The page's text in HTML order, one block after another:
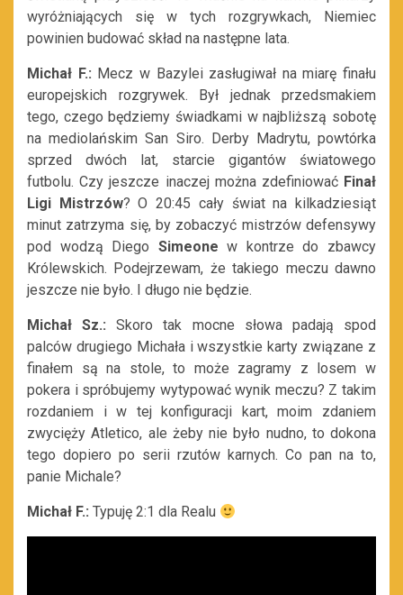
wyróżniających się w tych rozgrywkach, Niemiec
powinien budować skład na następne lata.
Michał F.: Mecz w Bazylei zasługiwał na miarę finału
europejskich rozgrywek. Był jednak przedsmakiem
tego, czego będziemy świadkami w najbliższą sobotę
na mediolańskim San Siro. Derby Madrytu, powtórka
sprzed dwóch lat, starcie gigantów światowego
futbolu. Czy jeszcze inaczej można zdefiniować Finał
Ligi Mistrzów? O 20:45 cały świat na kilkadziesiąt
minut zatrzyma się, by zobaczyć mistrzów defensywy
pod wodzą Diego Simeone w kontrze do zbawcy
Królewskich. Podejrzewam, że takiego meczu dawno
jeszcze nie było. I długo nie będzie.
Michał Sz.: Skoro tak mocne słowa padają spod
palców drugiego Michała i wszystkie karty związane z
finałem są na stole, to może zagramy z losem w
pokera i spróbujemy wytypować wynik meczu? Z takim
rozdaniem i w tej konfiguracji kart, moim zdaniem
zwycięży Atletico, ale żeby nie było nudno, to dokona
tego dopiero po serii rzutów karnych. Co pan na to,
panie Michale?
Michał F.: Typuję 2:1 dla Realu